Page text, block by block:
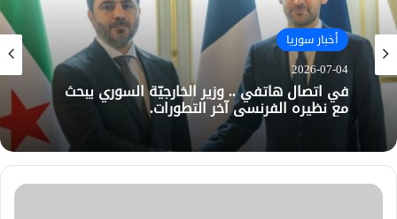
أخبار سوريا
2026-07-04
في اتصال هاتفي .. وزير الخارجيّة السوري يبحث
مع نظيره الفرنسي آخر التطورات.